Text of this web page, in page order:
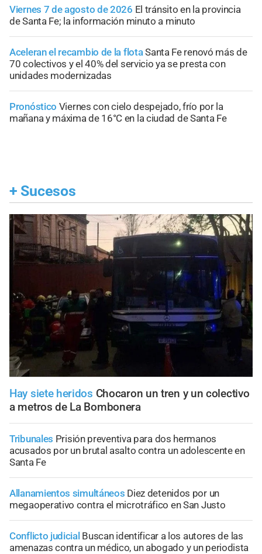
Viernes 7 de agosto de 2026 El tránsito en la provincia
de Santa Fe; la información minuto a minuto
Aceleran el recambio de la flotaSanta Fe renovó más de
70 colectivos y el 40% del servicio ya se presta con
unidades modernizadas
Pronóstico Viernes con cielo despejado, frío por la
mañana y máxima de 16°C en la ciudad de Santa Fe
+ Sucesos
Hay siete heridos Chocaron un tren y un colectivo
a metros de La Bombonera
Tribunales Prisión preventiva para dos hermanos
acusados por un brutal asalto contra un adolescente en
Santa Fe
Allanamientos simultáneos Diez detenidos por un
megaoperativo contra el microtráfico en San Justo
Conflicto judicial Buscan identificar a los autores de las
amenazas contra un médico, un abogado y un periodista